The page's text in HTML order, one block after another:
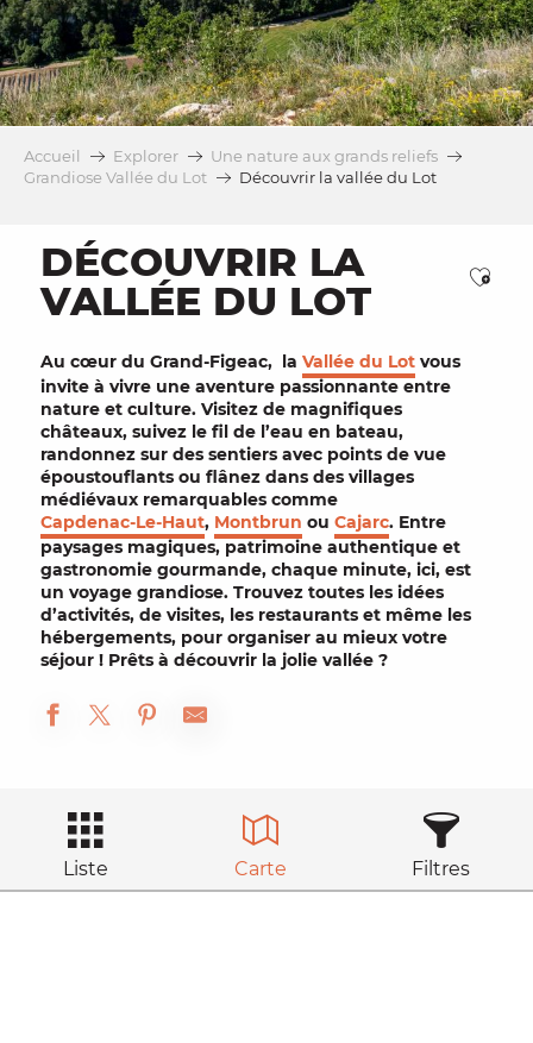
Accueil Explorer
Une nature aux grands reliefs
Grandiose Vallée du Lot
Découvrir la vallée du Lot
DÉCOUVRIR LA
VALLÉE DU LOT
Au cœur du Grand-Figeac, la Vallée du Lot vous
invite à vivre une aventure passionnante entre
nature et culture. Visitez de magnifiques
châteaux, suivez le fil de l’eau en bateau,
randonnez sur des sentiers avec points de vue
époustouflants ou flânez dans des villages
médiévaux remarquables comme
Capdenac-Le-Haut, Montbrun ou Cajarc. Entre
paysages magiques, patrimoine authentique et
gastronomie gourmande, chaque minute, ici, est
un voyage grandiose. Trouvez toutes les idées
d’activités, de visites, les restaurants et même les
hébergements, pour organiser au mieux votre
séjour ! Prêts à découvrir la jolie vallée ?
Liste Carte Filtres